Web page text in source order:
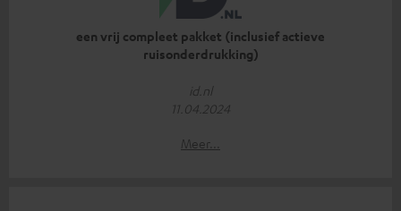
een vrij compleet pakket (inclusief actieve
ruisonderdrukking)
id.nl
11.04.2024
Meer...